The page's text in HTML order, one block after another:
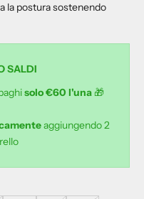
la postura sostenendo
SALDI
solo €60 l'una🎁
aggiungendo 2